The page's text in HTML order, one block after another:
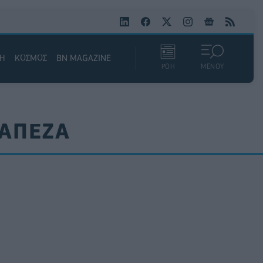
ΚΟΣΜΟΣ BN MAGAZINE
ΡΟΗ ΜΕΝΟΥ